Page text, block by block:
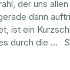
der uns
dann
ist ein
durch die ...